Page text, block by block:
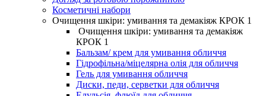
Косметичні набори
Очищення шкіри: умивання та демакіяж КРОК 1
Очищення шкіри: умивання та демакіяж
КРОК 1
Бальзам/ крем для умивання обличчя
Гідрофільна/міцелярна олія для обличчя
Гель для умивання обличчя
Диски, педи, серветки для обличчя